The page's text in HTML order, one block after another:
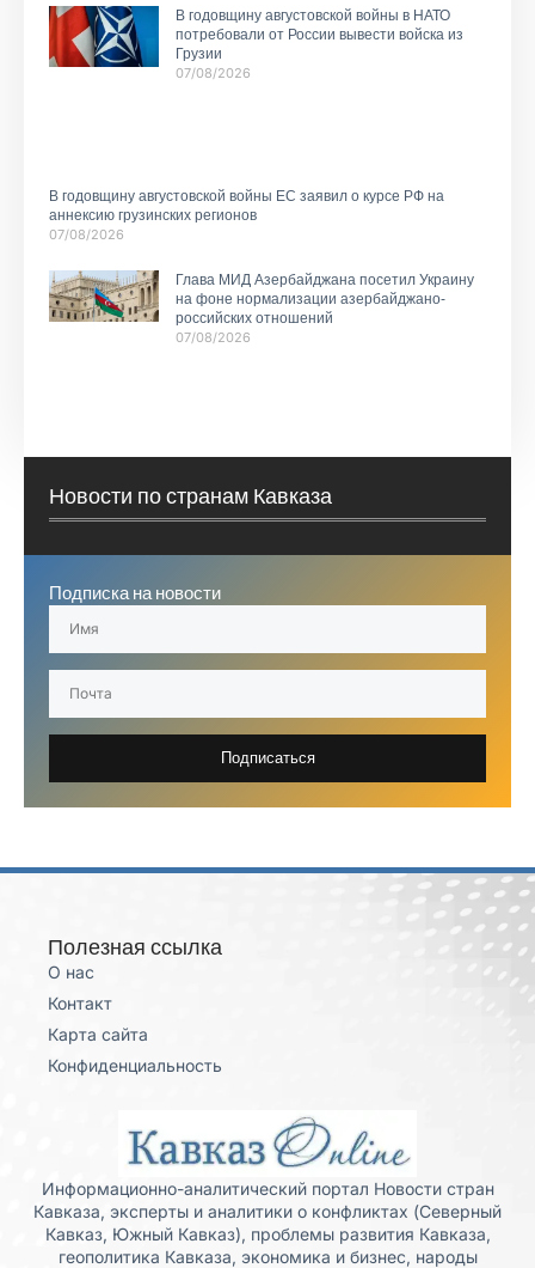
В годовщину августовской войны в НАТО
потребовали от России вывести войска из
Грузии
07/08/2026
В годовщину августовской войны ЕС заявил о курсе РФ на
аннексию грузинских регионов
07/08/2026
Глава МИД Азербайджана посетил Украину
на фоне нормализации азербайджано-
российских отношений
07/08/2026
Новости по странам Кавказа
Подписка на новости
Подписаться
Полезная ссылка
О нас
Контакт
Карта сайта
Конфиденциальность
Информационно-аналитический портал Новости стран
Кавказа, эксперты и аналитики о конфликтах (Северный
Кавказ, Южный Кавказ), проблемы развития Кавказа,
геополитика Кавказа, экономика и бизнес, народы